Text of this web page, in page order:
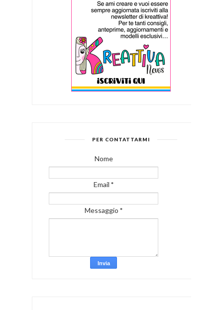
PER CONTATTARMI
Nome
Email *
Messaggio *